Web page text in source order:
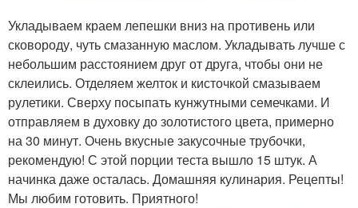
Укладываем краем лепешки вниз на противень или
сковороду, чуть смазанную маслом. Укладывать лучше с
небольшим расстоянием друг от друга, чтобы они не
склеились. Отделяем желток и кисточкой смазываем
рулетики. Сверху посыпать кунжутными семечками. И
отправляем в духовку до золотистого цвета, примерно
на 30 минут. Очень вкусные закусочные трубочки,
рекомендую! С этой порции теста вышло 15 штук. А
начинка даже осталась. Домашняя кулинария. Рецепты!
Мы любим готовить. Приятного!